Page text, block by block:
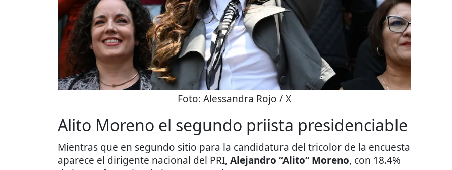
Foto: Alessandra Rojo / X
Alito Moreno el segundo priista presidenciable
Mientras que en segundo sitio para la candidatura del tricolor de la encuesta
aparece el dirigente nacional del PRI, Alejandro “Alito” Moreno, con 18.4%